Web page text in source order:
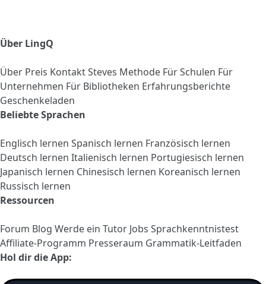
Über LingQ
Über Preis KontaktSteves Methode Für Schulen Für
Unternehmen Für Bibliotheken Erfahrungsberichte
Geschenkeladen
Beliebte Sprachen
Englisch lernen Spanisch lernen Französisch lernen
Deutsch lernen Italienisch lernen Portugiesisch lernen
Japanisch lernen Chinesisch lernen Koreanisch lernen
Russisch lernen
Ressourcen
Forum Blog Werde ein Tutor Jobs Sprachkenntnistest
Affiliate-Programm Presseraum Grammatik-Leitfaden
Hol dir die App: